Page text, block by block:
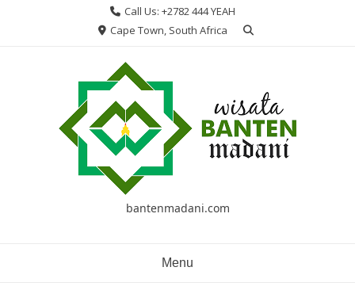
Call Us: +2782 444 YEAH
Cape Town, South Africa
bantenmadani.com
Menu